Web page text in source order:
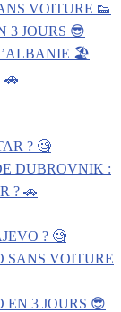
VOITURE 👟
3 JOURS 😎
🏖️
🚗
? 🧐
DUBROVNIK :
? 🚗
? 🧐
SANS VOITURE
EN 3 JOURS 😎